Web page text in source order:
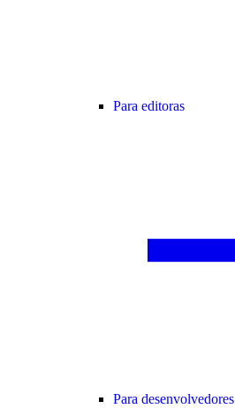
Para editoras
Para desenvolvedores